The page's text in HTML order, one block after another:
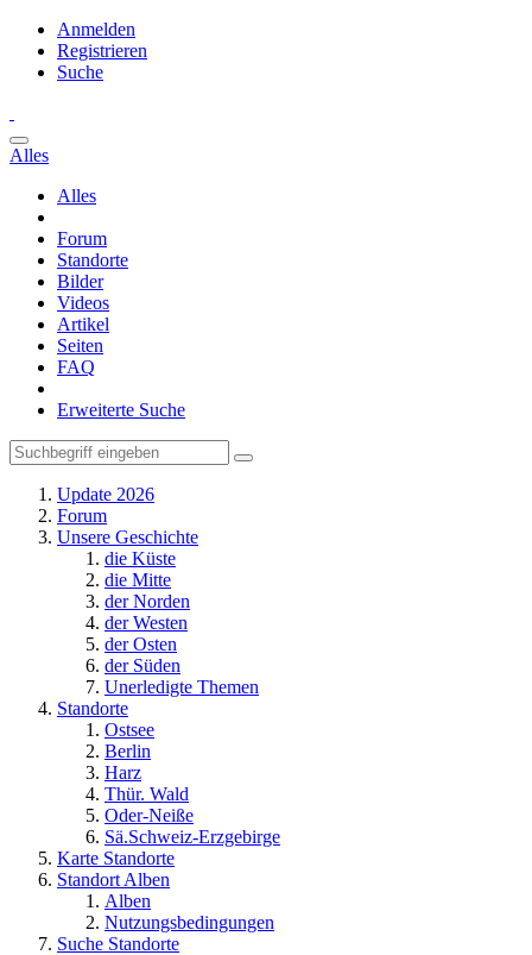
Anmelden
Registrieren
Suche
Alles
Alles
Forum
Standorte
Bilder
Videos
Artikel
Seiten
FAQ
Erweiterte Suche
Update 2026
Forum
Unsere Geschichte
die Küste
die Mitte
der Norden
der Westen
der Osten
der Süden
Unerledigte Themen
Standorte
Ostsee
Berlin
Harz
Thür. Wald
Oder-Neiße
Sä.Schweiz-Erzgebirge
Karte Standorte
Standort Alben
Alben
Nutzungsbedingungen
Suche Standorte